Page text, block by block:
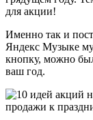
для акции!
Именно так и
Яндекс Музыке
кнопку, можно
ваш год.